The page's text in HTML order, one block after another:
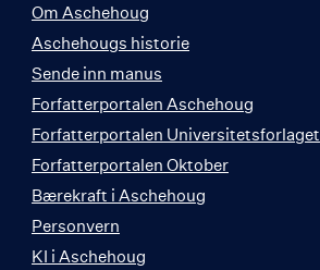
Om Aschehoug
Aschehougs historie
Sende inn manus
Forfatterportalen Aschehoug
Forfatterportalen Universitetsforlaget
Forfatterportalen Oktober
Bærekraft i Aschehoug
Personvern
KI i Aschehoug